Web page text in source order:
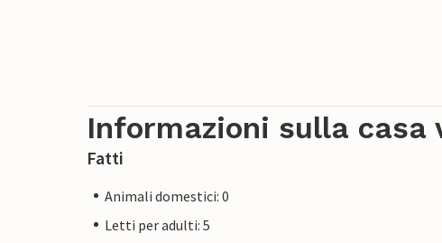
Informazioni sulla casa
Fatti
Animali domestici: 0
Letti per adulti: 5